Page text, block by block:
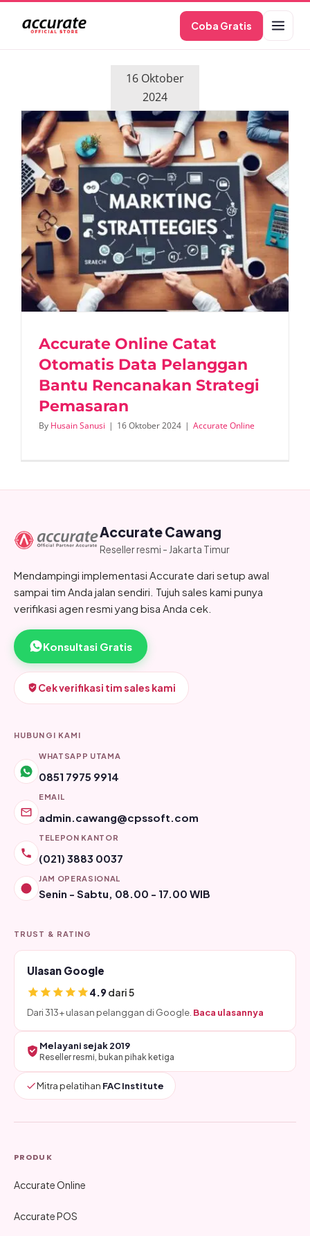
content
Coba Gratis
16 Oktober
2024
Accurate Online Catat
Otomatis Data Pelanggan
Bantu Rencanakan Strategi
Pemasaran
By Husain Sanusi | 16 Oktober 2024 | Accurate Online
Accurate Cawang
Reseller resmi - Jakarta Timur
Mendampingi implementasi Accurate dari setup awal
sampai tim Anda jalan sendiri. Tujuh sales kami punya
verifikasi agen resmi yang bisa Anda cek.
Konsultasi Gratis
Cek verifikasi tim sales kami
HUBUNGI KAMI
WHATSAPP UTAMA
0851 7975 9914
EMAIL
admin.cawang@cpssoft.com
TELEPON KANTOR
(021) 3883 0037
JAM OPERASIONAL
Senin - Sabtu, 08.00 - 17.00 WIB
TRUST & RATING
Ulasan Google
4.9dari 5
Dari 313+ ulasan pelanggan di Google. Baca ulasannya
Melayani sejak 2019
Reseller resmi, bukan pihak ketiga
Mitra pelatihan FAC Institute
PRODUK
Accurate Online
Accurate POS